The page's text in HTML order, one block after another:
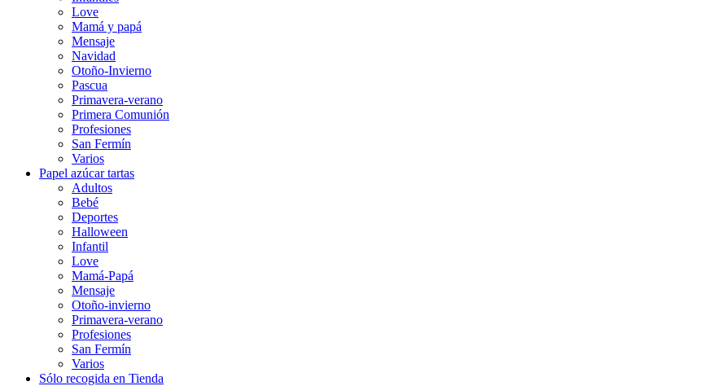
Love
Mamá y papá
Mensaje
Navidad
Otoño-Invierno
Pascua
Primavera-verano
Primera Comunión
Profesiones
San Fermín
Varios
Papel azúcar tartas
Adultos
Bebé
Deportes
Halloween
Infantil
Love
Mamá-Papá
Mensaje
Otoño-invierno
Primavera-verano
Profesiones
San Fermín
Varios
Sólo recogida en Tienda